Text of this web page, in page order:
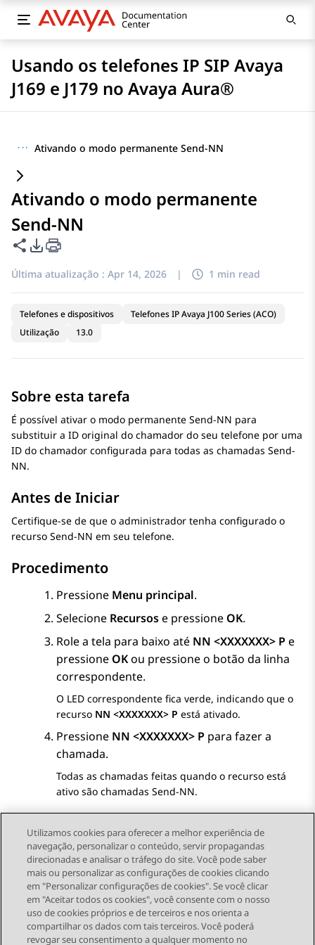
Usando os telefones IP SIP Avaya
J169 e J179 no Avaya Aura®
··· Ativando o modo permanente Send-NN
Ativando o modo permanente
Send-NN
Compartilhar esta página
Opções de exportação de PDF
Última atualização : Apr 14, 2026 | 1 min read
Telefones e dispositivos
Telefones IP Avaya J100 Series (ACO)
Utilização
13.0
Sobre esta tarefa
É possível ativar o modo permanente Send-NN para
substituir a ID original do chamador do seu telefone por uma
ID do chamador configurada para todas as chamadas Send-
NN.
Antes de Iniciar
Certifique-se de que o administrador tenha configurado o
recurso Send-NN em seu telefone.
Procedimento
Pressione Menu principal.
Selecione Recursose pressione OK.
Role a tela para baixo até NN <XXXXXXX> P e
pressione OKou pressione o botão da linha
correspondente.
O LED correspondente fica verde, indicando que o
recurso NN <XXXXXXX> P está ativado.
Pressione NN <XXXXXXX> P para fazer a
chamada.
Todas as chamadas feitas quando o recurso está
ativo são chamadas Send-NN.
Send Feedback
Topic navigation
Tópico anterior Próximo tópico
Utilizamos cookies para oferecer a melhor experiência de
navegação, personalizar o conteúdo, servir propagandas
direcionadas e analisar o tráfego do site. Você pode saber
mais ou personalizar as configurações de cookies clicando
em "Personalizar configurações de cookies". Se você clicar
em "Aceitar todos os cookies", você consente com o nosso
uso de cookies próprios e de terceiros e nos orienta a
compartilhar os dados com tais terceiros. Você poderá
revogar seu consentimento a qualquer momento no